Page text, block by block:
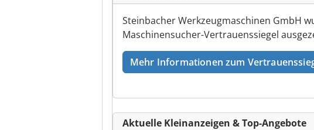
Steinbacher Werkzeugmaschinen GmbH
Maschinensucher-Vertrauenssiegel
Mehr Informationen zum
Aktuelle Kleinanzeigen & Top-Angebote